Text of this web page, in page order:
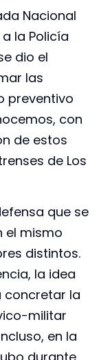
Nacional
la Policía
dio el
las
preventivo
con
de estos
de Los
que se
el mismo
distintos.
la idea
concretar la
militar
en la